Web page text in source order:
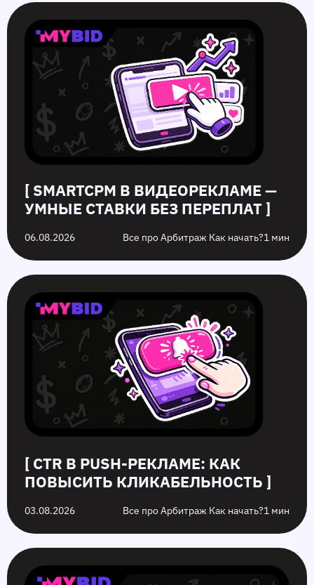
SmartCPM
в
видеорекламе
умные
ставки
CTR
в
push-
рекламе:
повысить
кликабельность
Белые
и
серые
офферы:
разница
рекламы
10
ошибок
push‑рекламы
2026
которых
избежать
[ SMARTCPM В ВИДЕОРЕКЛАМЕ —
УМНЫЕ СТАВКИ БЕЗ ПЕРЕПЛАТ ]
06.08.2026 Все про Арбитраж Как начать?1 мин
[ CTR В PUSH-РЕКЛАМЕ: КАК
ПОВЫСИТЬ КЛИКАБЕЛЬНОСТЬ ]
03.08.2026 Все про Арбитраж Как начать?1 мин